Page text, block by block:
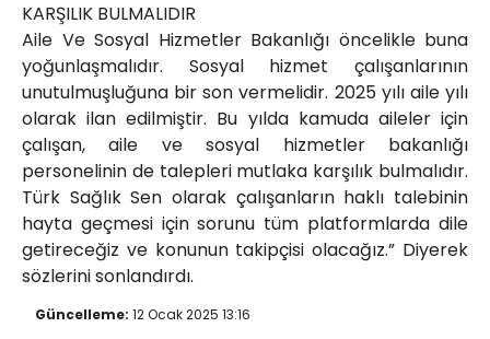
KARŞILIK BULMALIDIR
Aile Ve Sosyal Hizmetler Bakanlığı öncelikle buna
yoğunlaşmalıdır. Sosyal hizmet çalışanlarının
unutulmuşluğuna bir son vermelidir. 2025 yılı aile yılı
olarak ilan edilmiştir. Bu yılda kamuda aileler için
çalışan, aile ve sosyal hizmetler bakanlığı
personelinin de talepleri mutlaka karşılık bulmalıdır.
Türk Sağlık Sen olarak çalışanların haklı talebinin
hayta geçmesi için sorunu tüm platformlarda dile
getireceğiz ve konunun takipçisi olacağız.” Diyerek
sözlerini sonlandırdı.
Güncelleme: 12 Ocak 2025 13:16